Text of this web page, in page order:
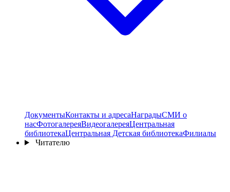
ДокументыКонтакты и адресаНаградыСМИ о
насФотогалереяВидеогалереяЦентральная
библиотекаЦентральная Детская библиотекаФилиалы
Читателю